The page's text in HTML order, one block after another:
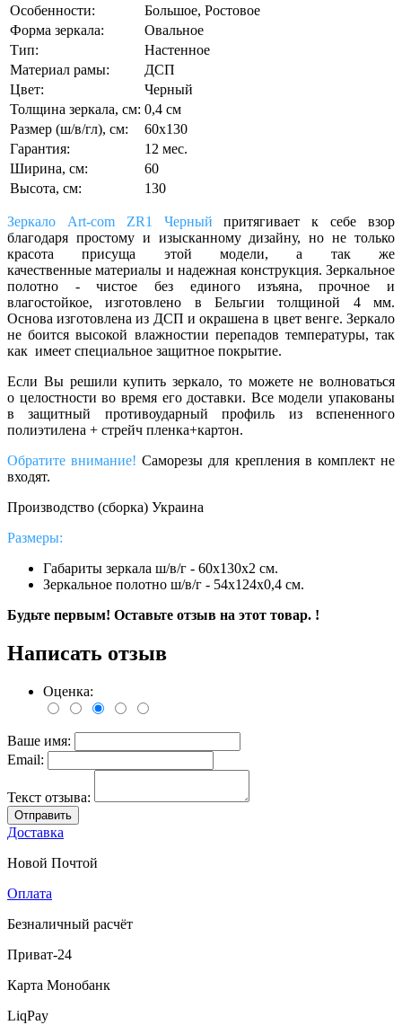
Особенности:
Большое, Ростовое
Форма зеркала:
Овальное
Тип:
Настенное
Материал рамы:
ДСП
Цвет:
Черный
Толщина зеркала, см: 0,4 см
Размер (ш/в/гл), см:
60х130
Гарантия:
12 мес.
Ширина, см:
60
Высота, см:
130
Зеркало Art-com ZR1 Черныйпритягивает к себе взор
благодаря простому и изысканному дизайну, но не только
красота присуща этой модели, а так же
качественные материалы и надежная конструкция. Зеркальное
полотно - чистое без единого изъяна, прочное и
влагостойкое, изготовлено в Бельгии толщиной 4 мм.
Основа изготовлена из ДСП и окрашена в цвет венге. Зеркало
не боится высокой влажностии перепадов температуры, так
как имеет специальное защитное покрытие.
Если Вы решили купить зеркало, то можете не волноваться
о целостности во время его доставки. Все модели упакованы
в защитный противоударный профиль из вспененного
полиэтилена + стрейч пленка+картон.
Обратите внимание!Саморезы для крепления в комплект не
входят.
Производство (сборка) Украина
Размеры:
Габариты зеркала ш/в/г - 60х130х2 см.
Зеркальное полотно ш/в/г - 54х124х0,4 см.
Будьте первым! Оставьте отзыв на этот товар. !
Написать отзыв
Оценка:
Ваше имя:
Email:
Текст отзыва:
Отправить
Доставка
Новой Почтой
Оплата
Безналичный расчёт
Приват-24
Карта Монобанк
LiqPay